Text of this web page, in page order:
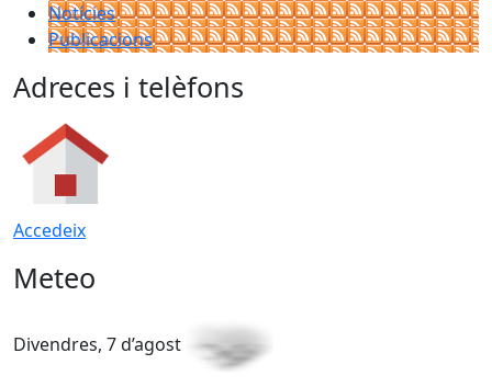
Notícies
Publicacions
Adreces i telèfons
Accedeix
Meteo
Divendres, 7 d’agost